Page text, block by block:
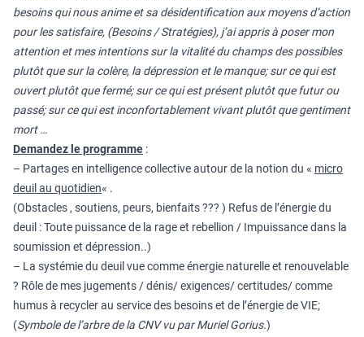
besoins qui nous anime et sa désidentification aux moyens d’action
pour les satisfaire, (Besoins / Stratégies), j’ai appris à poser mon
attention et mes intentions sur la vitalité du champs des possibles
plutôt que sur la colère, la dépression et le manque; sur ce qui est
ouvert plutôt que fermé; sur ce qui est présent plutôt que futur ou
passé; sur ce qui est inconfortablement vivant plutôt que gentiment
mort …
Demandez le programme :
– Partages en intelligence collective autour de la notion du « micro
deuil au quotidien« .
(Obstacles , soutiens, peurs, bienfaits ??? ) Refus de l’énergie du
deuil : Toute puissance de la rage et rebellion / Impuissance dans la
soumission et dépression..)
– La systémie du deuil vue comme énergie naturelle et renouvelable
? Rôle de mes jugements / dénis/ exigences/ certitudes/ comme
humus à recycler au service des besoins et de l’énergie de VIE;
(Symbole de l’arbre de la CNV vu par Muriel Gorius.)